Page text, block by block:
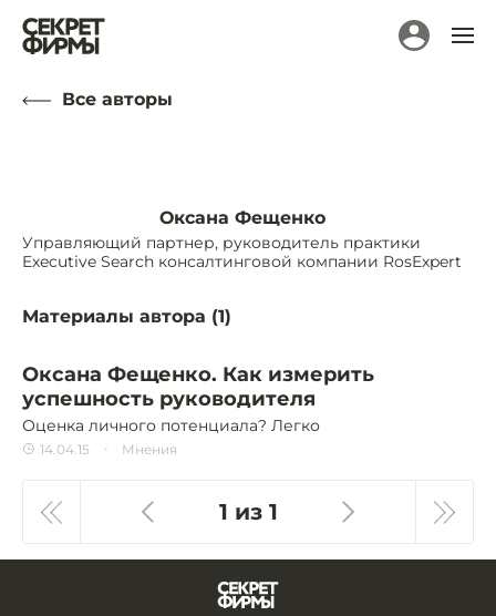
Все авторы
Оксана Фещенко
Управляющий партнер, руководитель практики
Executive Search консалтинговой компании RosExpert
Материалы автора (1)
Оксана Фещенко. Как измерить
успешность руководителя
Оценка личного потенциала? Легко
14.04.15 Мнения
1 из 1